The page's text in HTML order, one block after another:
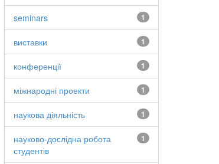
1
seminars
1
виставки
1
конференції
1
міжнародні проекти
1
наукова діяльність
1
науково-дослідна робота
студентів